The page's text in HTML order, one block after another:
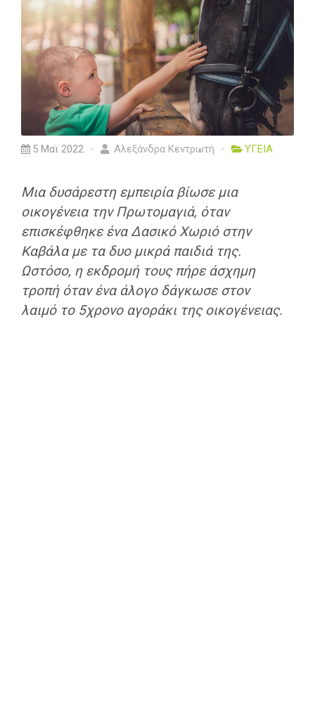
5 Μαϊ 2022 Αλεξάνδρα Κεντρωτή ΥΓΕΙΑ
Μια δυσάρεστη εμπειρία βίωσε μια
οικογένεια την Πρωτομαγιά, όταν
επισκέφθηκε ένα Δασικό Χωριό στην
Καβάλα με τα δυο μικρά παιδιά της.
Ωστόσο, η εκδρομή τους πήρε άσχημη
τροπή όταν ένα άλογο δάγκωσε στον
λαιμό το 5χρονο αγοράκι της οικογένειας.